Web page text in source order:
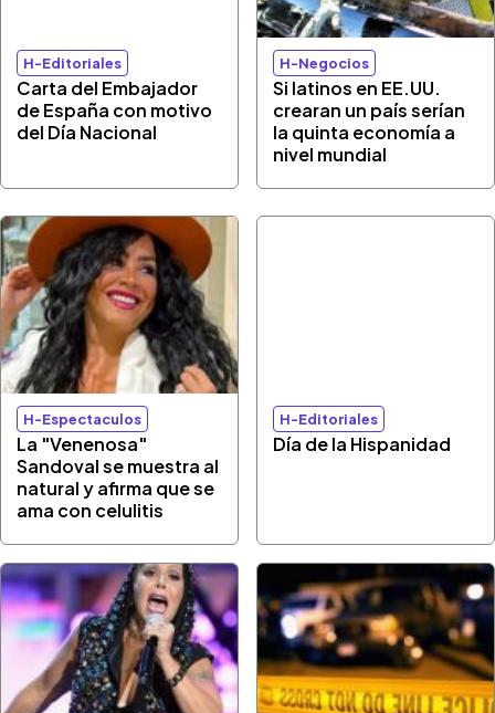
H-Editoriales
Carta del Embajador
de España con motivo
del Día Nacional
H-Negocios
Si latinos en EE.UU.
crearan un país serían
la quinta economía a
nivel mundial
H-Espectaculos
La "Venenosa"
Sandoval se muestra al
natural y afirma que se
ama con celulitis
H-Editoriales
Día de la Hispanidad